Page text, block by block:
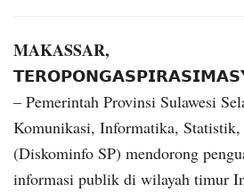
MAKASSAR,
– Pemerintah Provinsi Sulawesi
Komunikasi, Informatika, Statistik,
(Diskominfo SP) mendorong
informasi publik di wilayah timur